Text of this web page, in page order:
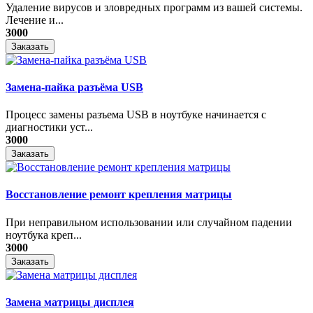
Удаление вирусов и зловредных программ из вашей системы.
Лечение и...
3000
Заказать
Замена-пайка разъёма USB
Процесс замены разъема USB в ноутбуке начинается с
диагностики уст...
3000
Заказать
Восстановление ремонт крепления матрицы
При неправильном использовании или случайном падении
ноутбука креп...
3000
Заказать
Замена матрицы дисплея